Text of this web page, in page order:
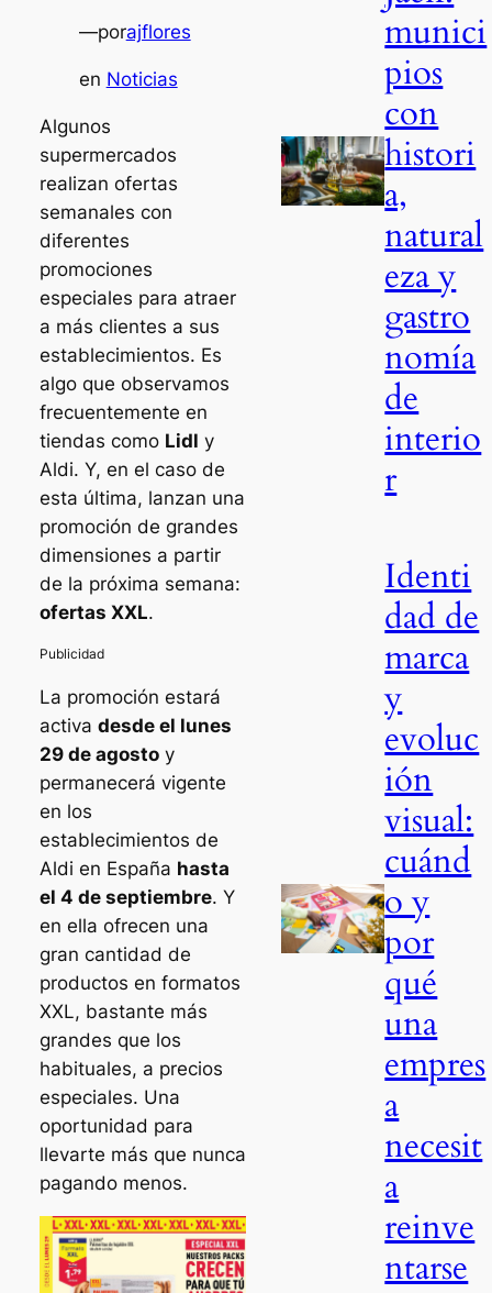
—porajflores
en Noticias
Algunos
supermercados
realizan ofertas
semanales con
diferentes
promociones
especiales para atraer
a más clientes a sus
establecimientos. Es
algo que observamos
frecuentemente en
tiendas como Lidl y
Aldi. Y, en el caso de
esta última, lanzan una
promoción de grandes
dimensiones a partir
de la próxima semana:
ofertas XXL.
La promoción estará
activa desde el lunes
29 de agostoy
permanecerá vigente
en los
establecimientos de
Aldi en España hasta
el 4 de septiembre. Y
en ella ofrecen una
gran cantidad de
productos en formatos
XXL, bastante más
grandes que los
habituales, a precios
especiales. Una
oportunidad para
llevarte más que nunca
pagando menos.
munici
pios
con
histori
a,
natural
eza y
gastro
nomía
de
interio
r
Identi
dad de
marca
y
evoluc
ión
visual:
cuánd
o y
por
qué
una
empres
a
necesit
a
reinve
ntarse